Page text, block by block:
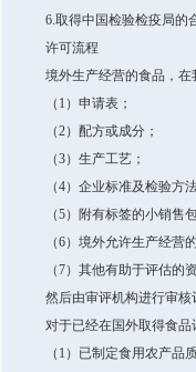
6.取得中国检验检疫局的
许可流程
境外生产经营的食品，
（1）申请表；
（2）配方或成分；
（3）生产工艺；
（4）企业标准及检验方
（5）附有标签的小销售
（6）境外允许生产经营
（7）其他有助于评估的资
然后由审评机构进行审核
对于已经在国外取得食
（1）已制定食用农产